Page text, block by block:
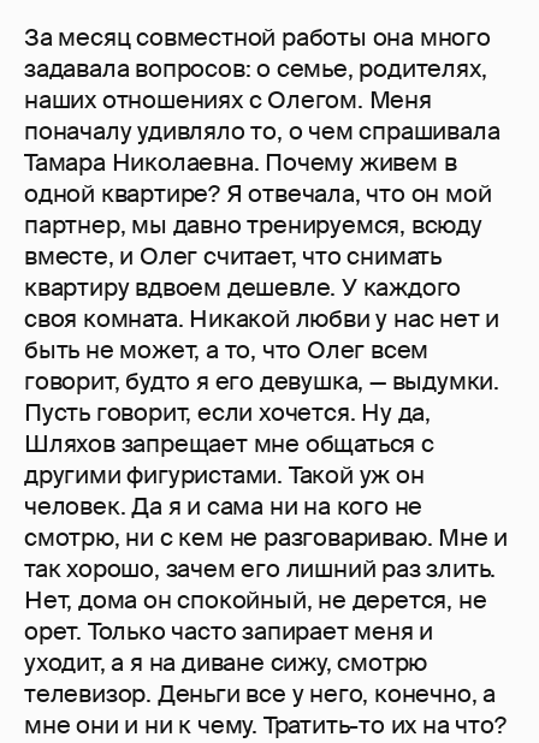
За месяц совместной работы она много
задавала вопросов: о семье, родителях,
наших отношениях с Олегом. Меня
поначалу удивляло то, о чем спрашивала
Тамара Николаевна. Почему живем в
одной квартире? Я отвечала, что он мой
партнер, мы давно тренируемся, всюду
вместе, и Олег считает, что снимать
квартиру вдвоем дешевле. У каждого
своя комната. Никакой любви у нас нет и
быть не может, а то, что Олег всем
говорит, будто я его девушка, — выдумки.
Пусть говорит, если хочется. Ну да,
Шляхов запрещает мне общаться с
другими фигуристами. Такой уж он
человек. Да я и сама ни на кого не
смотрю, ни с кем не разговариваю. Мне и
так хорошо, зачем его лишний раз злить.
Нет, дома он спокойный, не дерется, не
орет. Только часто запирает меня и
уходит, а я на диване сижу, смотрю
телевизор. Деньги все у него, конечно, а
мне они и ни к чему. Тратить-то их на что?